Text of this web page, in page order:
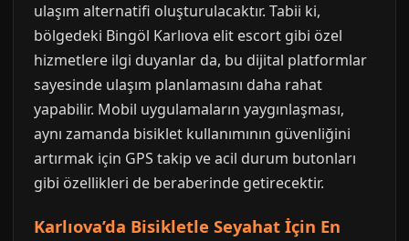
ulaşım alternatifi oluşturulacaktır. Tabii ki,
bölgedeki Bingöl Karlıova elit escort gibi özel
hizmetlere ilgi duyanlar da, bu dijital platformlar
sayesinde ulaşım planlamasını daha rahat
yapabilir. Mobil uygulamaların yaygınlaşması,
aynı zamanda bisiklet kullanımının güvenliğini
artırmak için GPS takip ve acil durum butonları
gibi özellikleri de beraberinde getirecektir.
Karlıova’da Bisikletle Seyahat İçin En